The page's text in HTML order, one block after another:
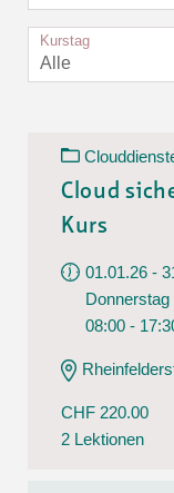
Kurstag
Alle
Cloud
Kurs
01.01.26 -
Donnerstag
08:00 -
CHF 220.00
2 Lektionen